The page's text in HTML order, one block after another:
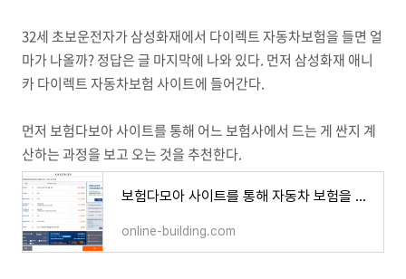
32세 초보운전자가 삼성화재에서 다이렉트 자동차보험을 들면 얼
마가 나올까? 정답은 글 마지막에 나와 있다. 먼저 삼성화재 애니
카 다이렉트 자동차보험 사이트에 들어간다.
먼저 보험다보아 사이트를 통해 어느 보험사에서 드는 게 싼지 계
산하는 과정을 보고 오는 것을 추천한다.
보험다모아 사이트를 통해 자동차 보험을 싸게 가입하는 방법
online-building.com